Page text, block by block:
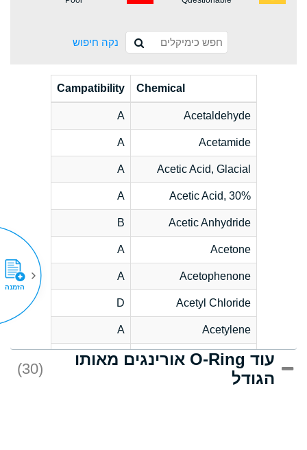
נקה חיפוש
Chemical
Campatibility
Acetaldehyde
A
Acetamide
A
Acetic Acid, Glacial
A
Acetic Acid, 30%
A
Acetic Anhydride
B
Acetone
A
Acetophenone
A
Acetyl Chloride
D
Acetylene
A
Acrlylonitrile
D
Adipic Acid
עוד O-Ring אורינגים מאותו
הגודל
(30)
הזמנה